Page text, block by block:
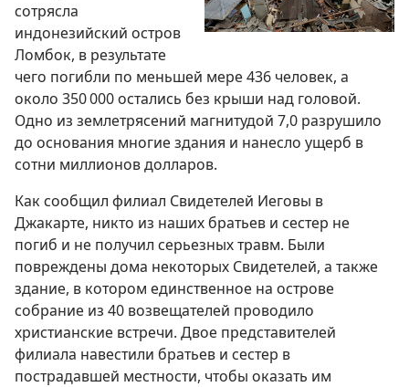
сотрясла
индонезийский остров
Ломбок, в результате
чего погибли по меньшей мере 436 человек, а
около 350 000 остались без крыши над головой.
Одно из землетрясений магнитудой 7,0 разрушило
до основания многие здания и нанесло ущерб в
сотни миллионов долларов.
Как сообщил филиал Свидетелей Иеговы в
Джакарте, никто из наших братьев и сестер не
погиб и не получил серьезных травм. Были
повреждены дома некоторых Свидетелей, а также
здание, в котором единственное на острове
собрание из 40 возвещателей проводило
христианские встречи. Двое представителей
филиала навестили братьев и сестер в
пострадавшей местности, чтобы оказать им